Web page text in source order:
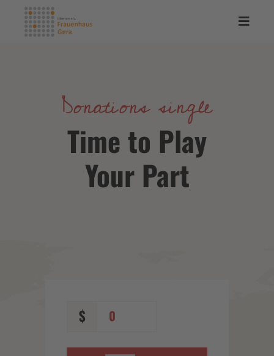
Donations single
Time to Play
Your Part
$ 0